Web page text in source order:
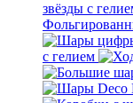
звёзды с
с гелием